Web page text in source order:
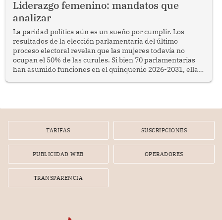
Liderazgo femenino: mandatos que
analizar
La paridad política aún es un sueño por cumplir. Los
resultados de la elección parlamentaria del último
proceso electoral revelan que las mujeres todavía no
ocupan el 50% de las curules. Si bien 70 parlamentarias
han asumido funciones en el quinquenio 2026-2031, ellas
TARIFAS SUSCRIPCIONES
PUBLICIDAD WEB OPERADORES
TRANSPARENCIA